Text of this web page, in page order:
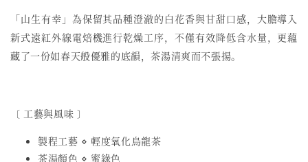
「山生有幸」為保留其品種澄澈的白花香與甘甜口感，大膽導入
新式遠紅外線電焙機進行乾燥工序，不僅有效降低含水量，更蘊
藏了一份如春天般優雅的底韻，茶湯清爽而不張揚。
〔 工藝與風味 〕
製程工藝 ⋄ 輕度氧化烏龍茶
茶湯顏色 ⋄ 蜜綠色